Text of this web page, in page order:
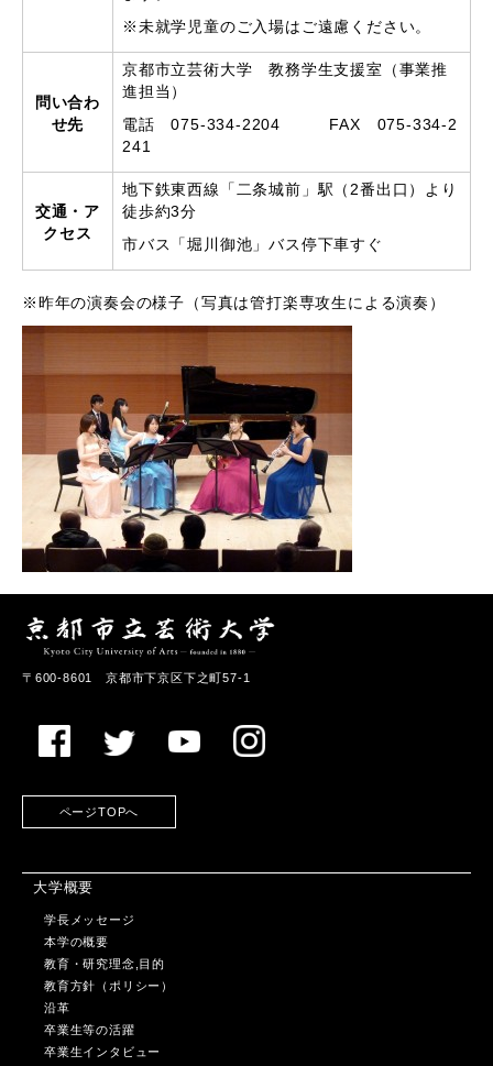
※未就学児童のご入場はご遠慮ください。
問い合わ
せ先
京都市立芸術大学 教務学生支援室（事業推
進担当）
電話 075-334-2204 FAX 075-334-2
241
交通・ア
クセス
地下鉄東西線「二条城前」駅（2番出口）より
徒歩約3分
市バス「堀川御池」バス停下車すぐ
※昨年の演奏会の様子（写真は管打楽専攻生による演奏）
〒600-8601 京都市下京区下之町57-1
ページTOPへ
大学概要
学長メッセージ
本学の概要
教育・研究理念,目的
教育方針（ポリシー）
沿革
卒業生等の活躍
卒業生インタビュー